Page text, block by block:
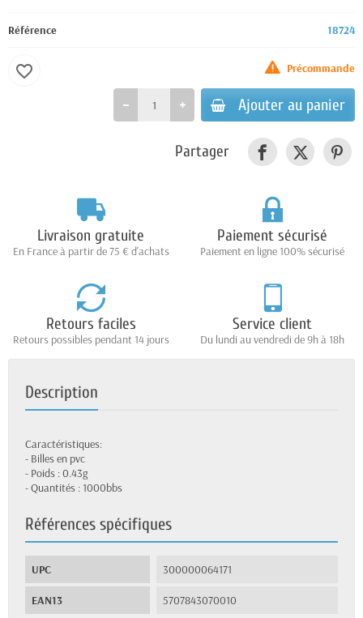
Référence 18724
Précommande
Ajouter au panier
favorite_border
Partager
Livraison gratuite
En France à partir de 75 € d'achats
Paiement sécurisé
Paiement en ligne 100% sécurisé
Retours faciles
Retours possibles pendant 14 jours
Service client
Du lundi au vendredi de 9h à 18h
Description
Caractéristiques:
- Billes en pvc
- Poids : 0.43g
- Quantités : 1000bbs
Références spécifiques
UPC 300000064171
EAN13 5707843070010